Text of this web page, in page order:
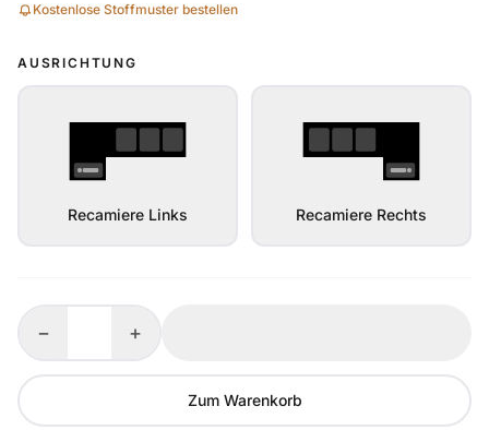
Kostenlose Stoffmuster bestellen
AUSRICHTUNG
Recamiere Links Recamiere Rechts
− +
Zum Warenkorb